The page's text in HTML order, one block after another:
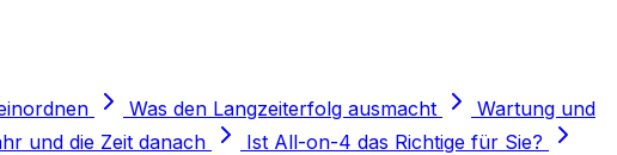
Was den Langzeiterfolg ausmacht
Wartung und
und die Zeit danach
Ist All-on-4 das Richtige für Sie?